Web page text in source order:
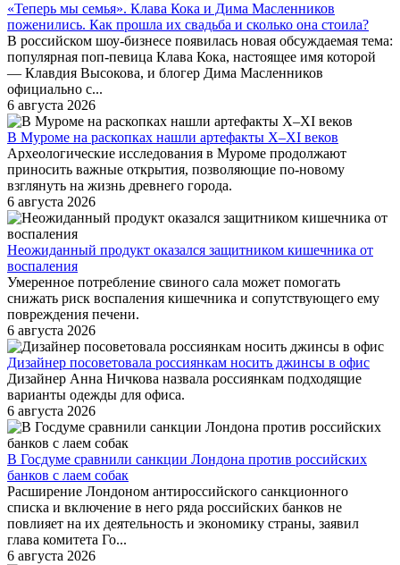
«Теперь мы семья». Клава Кока и Дима Масленников
поженились. Как прошла их свадьба и сколько она стоила?
В российском шоу-бизнесе появилась новая обсуждаемая тема:
популярная поп-певица Клава Кока, настоящее имя которой
— Клавдия Высокова, и блогер Дима Масленников
официально с...
6 августа 2026
В Муроме на раскопках нашли артефакты X–XI веков
Археологические исследования в Муроме продолжают
приносить важные открытия, позволяющие по-новому
взглянуть на жизнь древнего города.
6 августа 2026
Неожиданный продукт оказался защитником кишечника от
воспаления
Умеренное потребление свиного сала может помогать
снижать риск воспаления кишечника и сопутствующего ему
повреждения печени.
6 августа 2026
Дизайнер посоветовала россиянкам носить джинсы в офис
Дизайнер Анна Ничкова назвала россиянкам подходящие
варианты одежды для офиса.
6 августа 2026
В Госдуме сравнили санкции Лондона против российских
банков с лаем собак
Расширение Лондоном антироссийского санкционного
списка и включение в него ряда российских банков не
повлияет на их деятельность и экономику страны, заявил
глава комитета Го...
6 августа 2026